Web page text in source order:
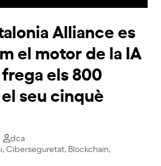
Alliance es
el motor de la IA
els 800
seu cinquè
dca
,Ciberseguretat, Blockchain,